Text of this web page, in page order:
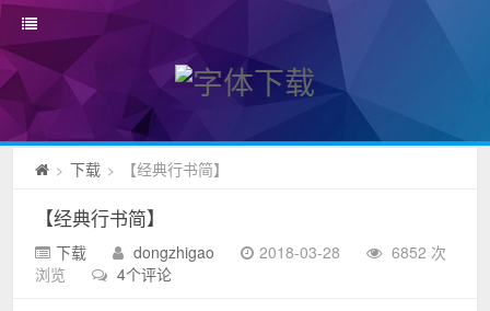
> 下载 > 【经典行书简】
【经典行书简】
下载 dongzhigao 2018-03-28
6852 次
浏览
4个评论